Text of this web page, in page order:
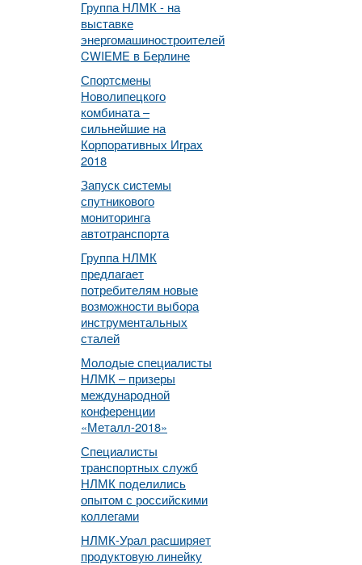
Группа НЛМК - на
выставке
энергомашиностроителей
CWIEME в Берлине
Спортсмены
Новолипецкого
комбината –
сильнейшие на
Корпоративных Играх
2018
Запуск системы
спутникового
мониторинга
автотранспорта
Группа НЛМК
предлагает
потребителям новые
возможности выбора
инструментальных
сталей
Молодые специалисты
НЛМК – призеры
международной
конференции
«Металл-2018»
Специалисты
транспортных служб
НЛМК поделились
опытом с российскими
коллегами
НЛМК-Урал расширяет
продуктовую линейку